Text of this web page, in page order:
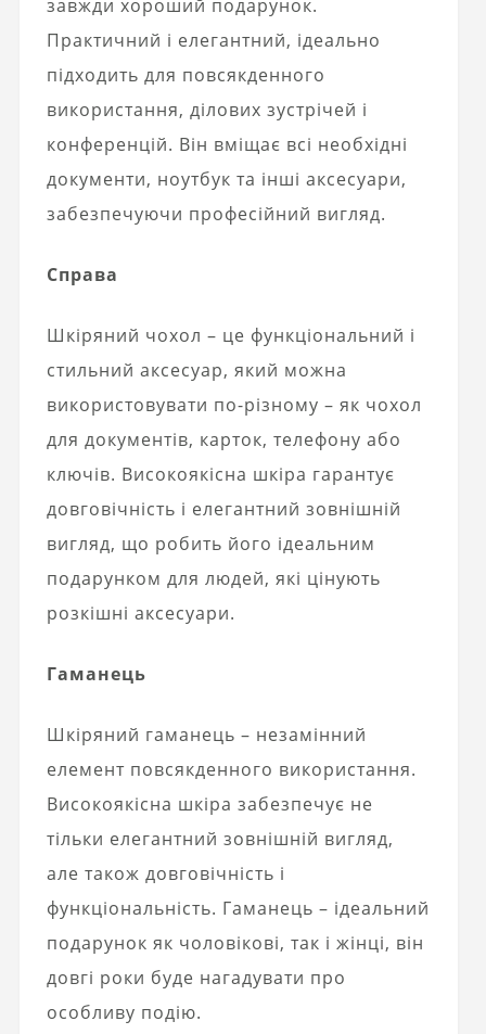
завжди хороший подарунок.
Практичний і елегантний, ідеально
підходить для повсякденного
використання, ділових зустрічей і
конференцій. Він вміщає всі необхідні
документи, ноутбук та інші аксесуари,
забезпечуючи професійний вигляд.
Справа
Шкіряний чохол – це функціональний і
стильний аксесуар, який можна
використовувати по-різному – як чохол
для документів, карток, телефону або
ключів. Високоякісна шкіра гарантує
довговічність і елегантний зовнішній
вигляд, що робить його ідеальним
подарунком для людей, які цінують
розкішні аксесуари.
Гаманець
Шкіряний гаманець – незамінний
елемент повсякденного використання.
Високоякісна шкіра забезпечує не
тільки елегантний зовнішній вигляд,
але також довговічність і
функціональність. Гаманець – ідеальний
подарунок як чоловікові, так і жінці, він
довгі роки буде нагадувати про
особливу подію.